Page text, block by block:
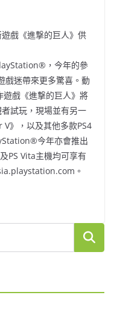
戲《進撃的巨人》供
，今年的參
戲迷帶來更多驚喜。動
遊戲《進撃的巨人》將
試玩，現場並有另一
》，以及其他多款PS4
今年亦會推出
PS Vita主機均可享有
。